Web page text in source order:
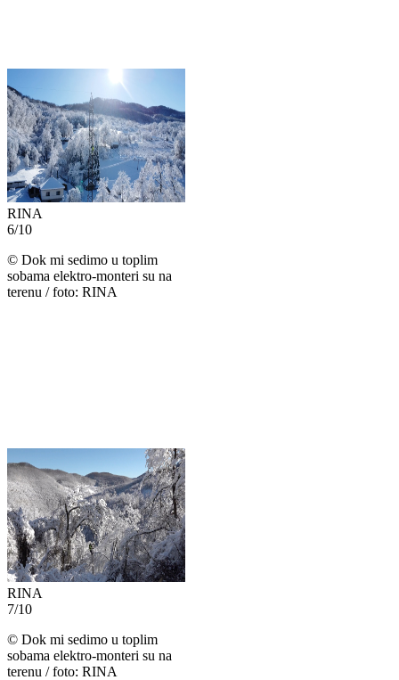
RINA
6/10
© Dok mi sedimo u toplim
sobama elektro-monteri su na
terenu / foto: RINA
RINA
7/10
© Dok mi sedimo u toplim
sobama elektro-monteri su na
terenu / foto: RINA